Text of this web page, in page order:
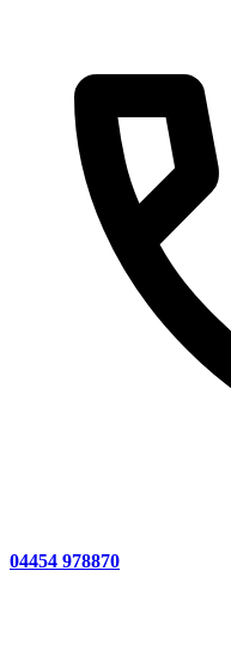
04454 978870